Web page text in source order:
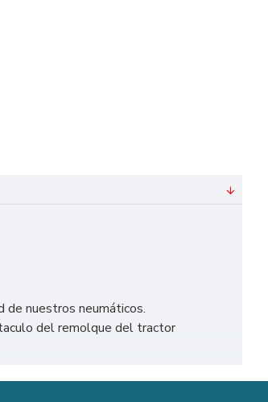
de nuestros neumáticos.
del remolque del tractor
Madrid, Barcelona, Valencia,